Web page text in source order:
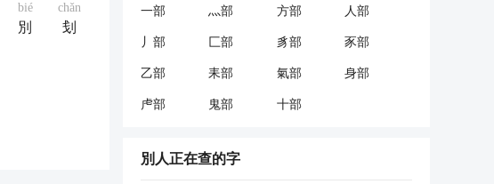
bié
別
chǎn
刬
一部 灬部 方部 人部
丿部 匚部 豸部 豕部
乙部 耒部 氣部 身部
虍部 鬼部 十部
別人正在查的字